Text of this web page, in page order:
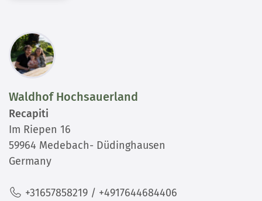
Waldhof Hochsauerland
Recapiti
Im Riepen 16
59964 Medebach- Düdinghausen
Germany
+31657858219 / +4917644684406